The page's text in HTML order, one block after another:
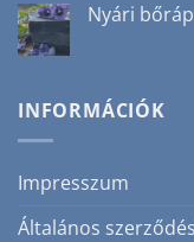
szépségrutin
bejegyzéshez
a(z)
Nem
szakértőként!
bejegyzéshez
Nyári
bőrápolás
pattanásra
INFORMÁCIÓK
Impresszum
Általános